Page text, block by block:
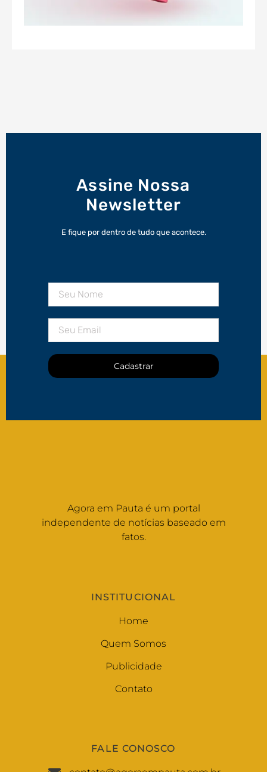
Assine Nossa
Newsletter
E fique por dentro de tudo que acontece.
Cadastrar
Agora em Pauta é um portal
independente de notícias baseado em
fatos.
INSTITUCIONAL
Home
Quem Somos
Publicidade
Contato
FALE CONOSCO